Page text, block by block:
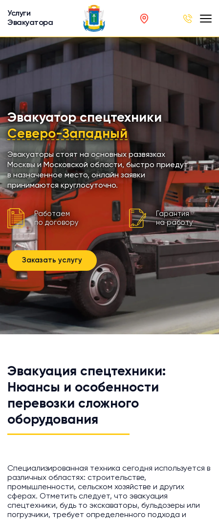
Услуги
Эвакуатора
Эвакуатор спецтехники
Северо-Западный
Эвакуаторы стоят на основных развязках
Москвы и Московской области, быстро приедут
в назначенное место, онлайн заявки
принимаются круглосуточно.
Работаем
по договору
Гарантия
на работу
Заказать услугу
Эвакуация спецтехники:
Нюансы и особенности
перевозки сложного
оборудования
Специализированная техника сегодня используется в
различных областях: строительстве,
промышленности, сельском хозяйстве и других
сферах. Отметить следует, что эвакуация
спецтехники, будь то экскаваторы, бульдозеры или
погрузчики, требует определенного подхода и